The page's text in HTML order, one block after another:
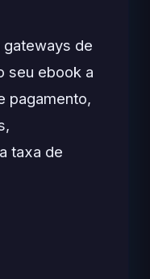
de
seu ebook a
pagamento,
taxa de